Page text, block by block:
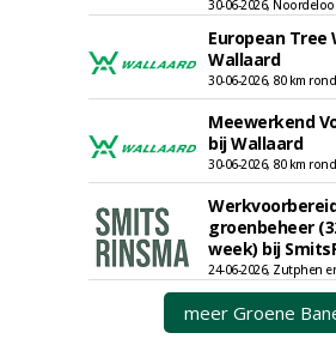
30-06-2026,
European Tree
Wallaard
30-06-2026, 80 km
Meewerkend
bij Wallaard
30-06-2026, 80 km
groenbeheer
week) bij
24-06-2026, Zutphen
meer Groene